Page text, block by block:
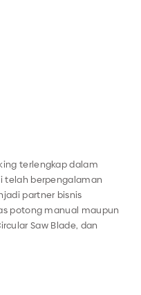
terlengkap dalam
telah berpengalaman
partner bisnis
potong manual maupun
Saw Blade, dan